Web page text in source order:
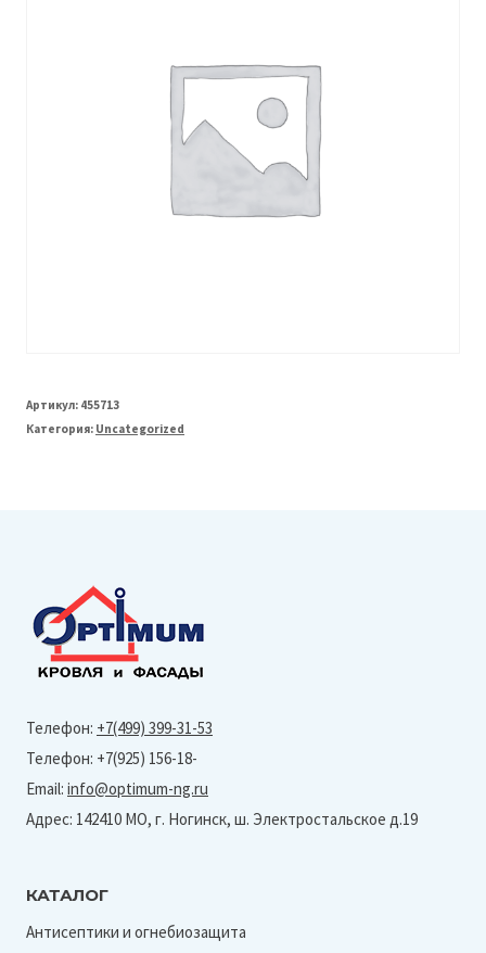
Артикул: 455713
Категория: Uncategorized
Телефон: +7(499) 399-31-53
Телефон: +7(925) 156-18-
Email: info@optimum-ng.ru
Адрес: 142410 МО, г. Ногинск, ш. Электростальское д.19
КАТАЛОГ
Антисептики и огнебиозащита